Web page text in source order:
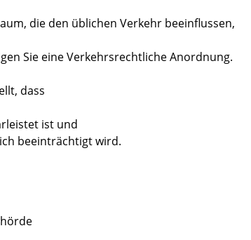
die den üblichen Verkehr beeinflussen,
Sie eine Verkehrsrechtliche Anordnung.
dass
ist und
beeinträchtigt wird.